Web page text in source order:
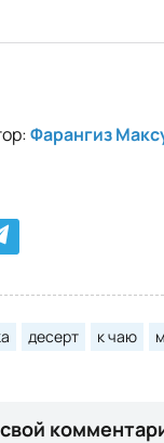
Фарангиз
десерт к чаю